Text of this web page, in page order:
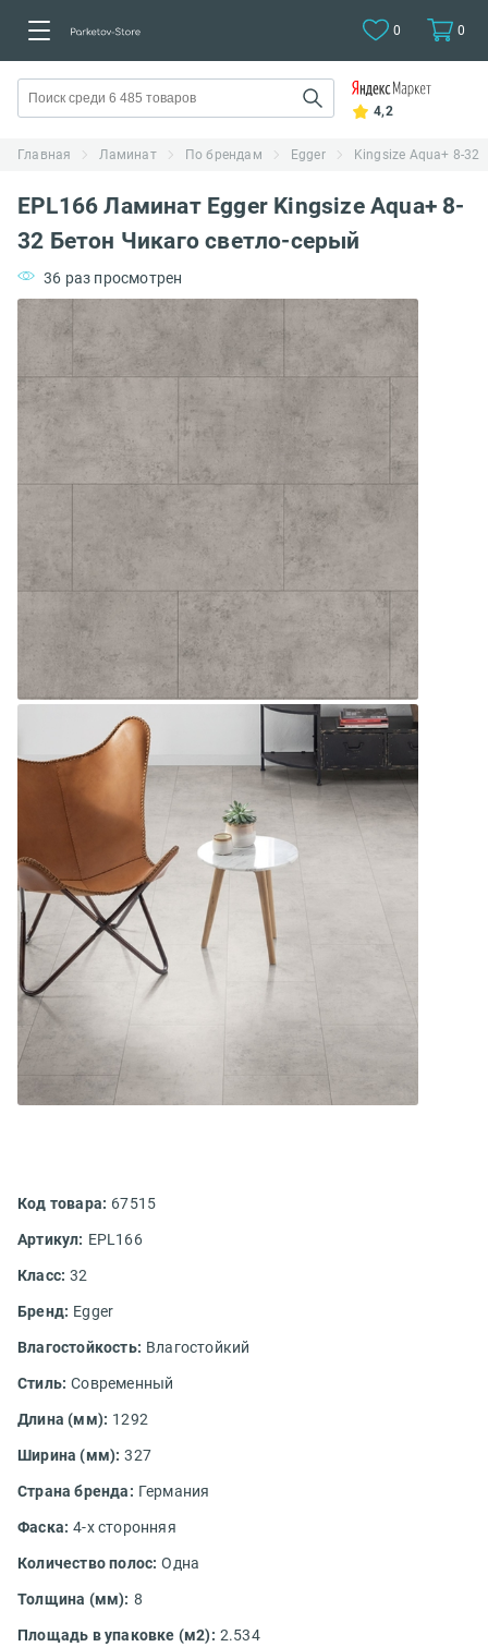
0 0
4,2
Главная Ламинат По брендам Egger Kingsize Aqua+ 8-32
EPL166 Ламинат Egger Kingsize Aqua+ 8-
32 Бетон Чикаго светло-серый
36 раз просмотрен
Код товара: 67515
Артикул: EPL166
Класс: 32
Бренд: Egger
Влагостойкость: Влагостойкий
Стиль: Современный
Длина (мм): 1292
Ширина (мм): 327
Страна бренда: Германия
Фаска: 4-х сторонняя
Количество полос: Одна
Толщина (мм): 8
Площадь в упаковке (м2): 2.534